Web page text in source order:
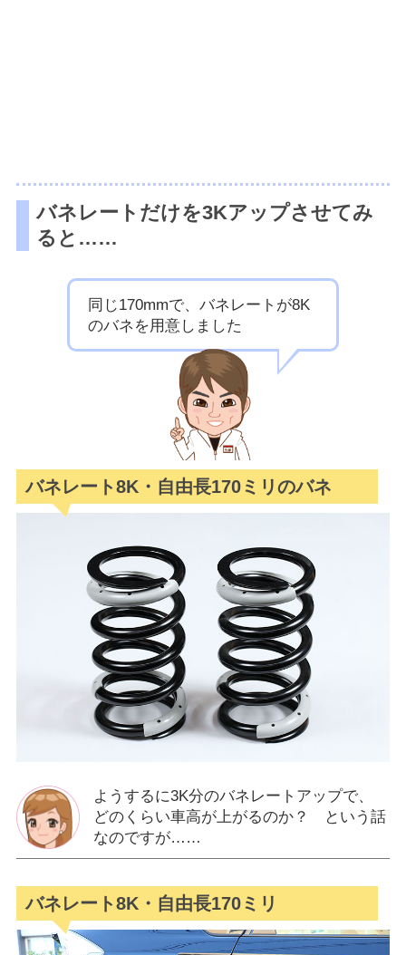
バネレートだけを3Kアップさせてみ
ると……
同じ170mmで、バネレートが8K
のバネを用意しました
バネレート8K・自由長170ミリのバネ
ようするに3K分のバネレートアップで、
どのくらい車高が上がるのか？ という話
なのですが……
バネレート8K・自由長170ミリ